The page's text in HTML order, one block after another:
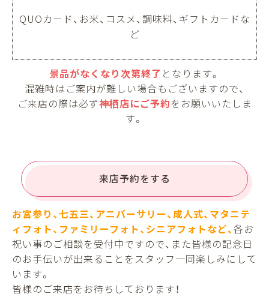
QUOカード、お米、コスメ、調味料、ギフトカードな
ど
景品がなくなり次第終了 となります。
混雑時はご案内が難しい場合もございますので、
ご来店の際は必ず神栖店にご予約をお願いいたしま
す。
来店予約をする
お宮参り、七五三、アニバーサリー、成人式、マタニテ
ィフォト、ファミリーフォト、シニアフォトなど、各お
祝い事のご相談を受付中ですので、また皆様の記念日
のお手伝いが出来ることをスタッフ一同楽しみにして
います。
皆様のご来店をお待ちしております！